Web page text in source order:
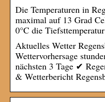
Die Temperaturen in
maximal auf 13 Grad
0°C die
Aktuelles Wetter
Wettervorhersage
nächsten 3 Tage ✔
& Wetterbericht